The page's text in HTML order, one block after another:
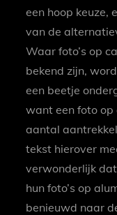
een hoop keuze,
van de
Waar foto’s op
bekend zijn,
een beetje
want een foto
aantal
tekst hierover
verwonderlijk
hun foto’s op
benieuwd naar